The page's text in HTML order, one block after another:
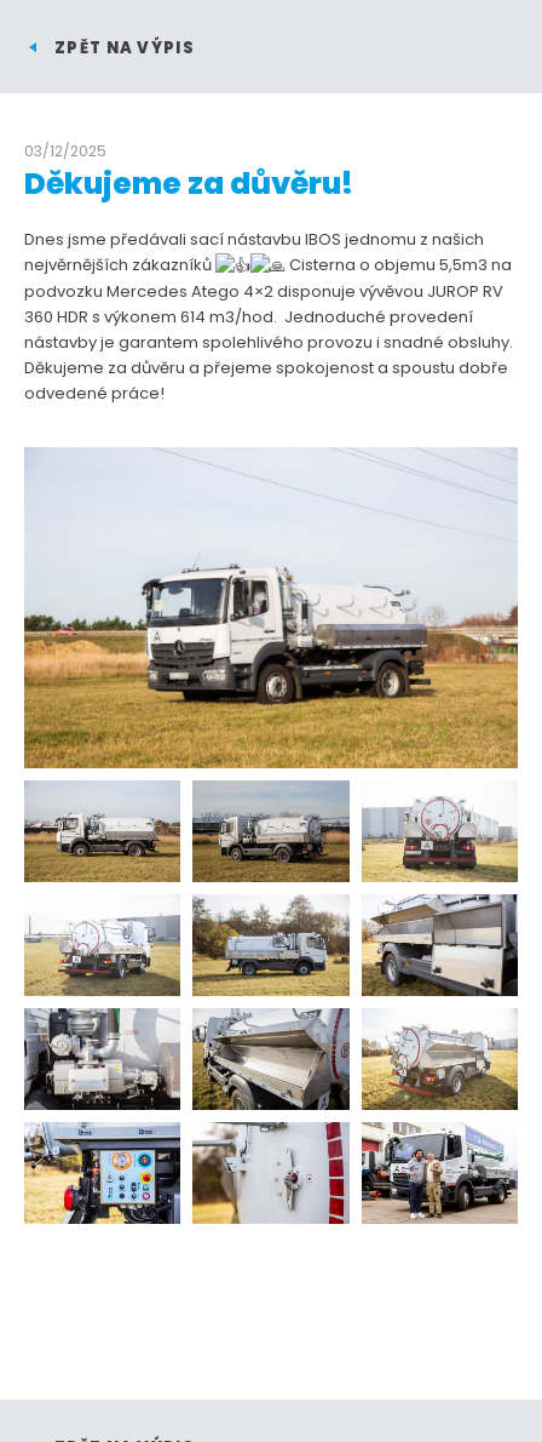
ZPĚT NA VÝPIS
03/12/2025
Děkujeme za důvěru!
Dnes jsme předávali sací nástavbu IBOS jednomu z našich
nejvěrnějších zákazníků
Cisterna o objemu 5,5m3 na
podvozku Mercedes Atego 4×2 disponuje vývěvou JUROP RV
360 HDR s výkonem 614 m3/hod. Jednoduché provedení
nástavby je garantem spolehlivého provozu i snadné obsluhy.
Děkujeme za důvěru a přejeme spokojenost a spoustu dobře
odvedené práce!